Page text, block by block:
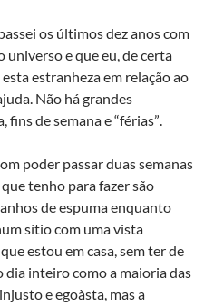
os últimos dez anos com
universo e que eu, de certa
estranheza em relação ao
Não há grandes
de semana e “férias”.
poder passar duas semanas
tenho para fazer são
de espuma enquanto
sí­tio com uma vista
estou em casa, sem ter de
inteiro como a maioria das
e egoà­sta, mas a